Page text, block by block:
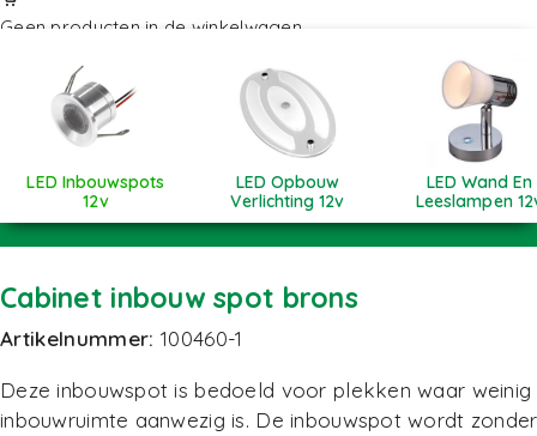
Geen producten in de winkelwagen.
LED Inbouwspots
12v
LED Opbouw
Verlichting 12v
LED Wand En
Leeslampen
Cabinet inbouw spot brons
Artikelnummer:100460-1
Deze inbouwspot is bedoeld voor plekken waar weinig
inbouwruimte aanwezig is. De inbouwspot wordt zonder